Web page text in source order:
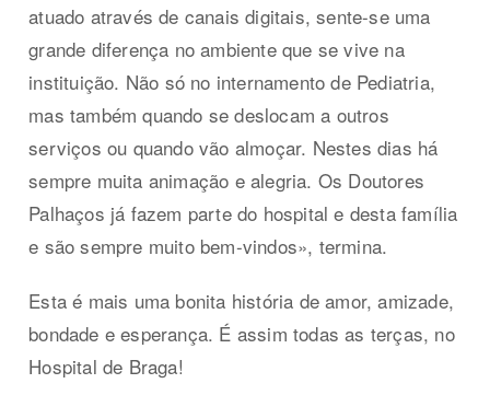
atuado através de canais digitais, sente-se uma
grande diferença no ambiente que se vive na
instituição. Não só no internamento de Pediatria,
mas também quando se deslocam a outros
serviços ou quando vão almoçar. Nestes dias há
sempre muita animação e alegria. Os Doutores
Palhaços já fazem parte do hospital e desta família
e são sempre muito bem-vindos», termina.
Esta é mais uma bonita história de amor, amizade,
bondade e esperança. É assim todas as terças, no
Hospital de Braga!